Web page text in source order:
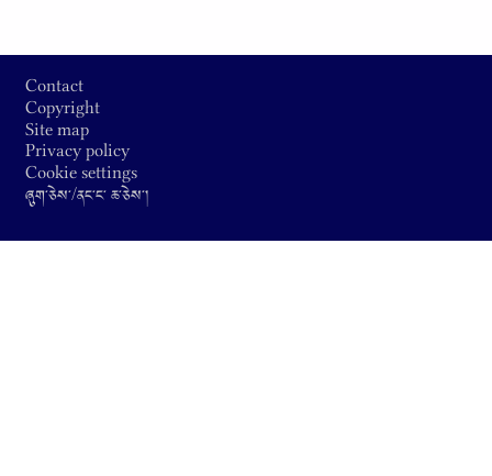
Footer
Contact
Copyright
Site map
Privacy policy
Cookie settings
ཞུག༌ཅེས༌/ནང༌ང༌ ཆ༌ཅེས༌།